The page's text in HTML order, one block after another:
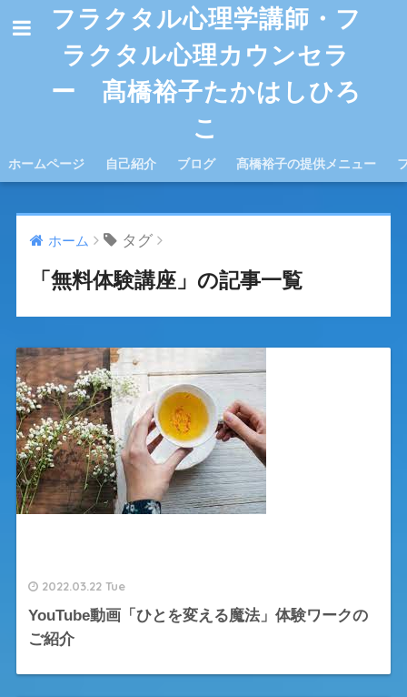
フラクタル心理学講師・フ
ラクタル心理カウンセラ
ー 髙橋裕子たかはしひろ
こ
ホームページ 自己紹介 ブログ 髙橋裕子の提供メニュー
ホーム タグ
「無料体験講座」の記事一覧
2022.03.22 Tue
YouTube動画「ひとを変える魔法」体験ワークの
ご紹介